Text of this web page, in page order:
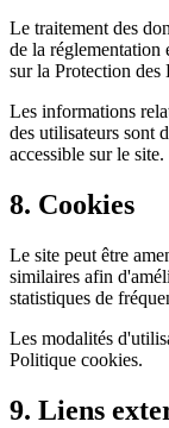
Le traitement des
de la réglementation
sur la Protection
Les informations
des utilisateurs sont
accessible sur le site.
8. Cookies
Le site peut être
similaires afin
statistiques de
Les modalités
Politique cookies.
9. Liens